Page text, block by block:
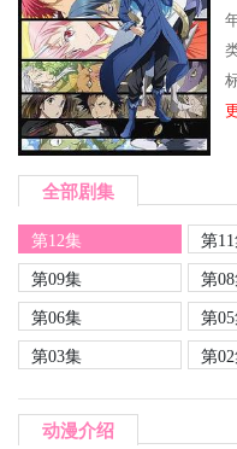
全部剧集
第12集 第
第09集
第
第06集
第
第03集
第
动漫介绍